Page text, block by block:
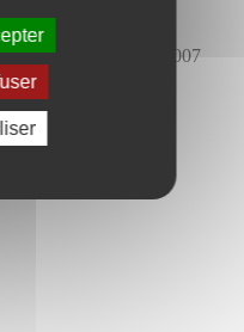
du Bourny depuis 2007